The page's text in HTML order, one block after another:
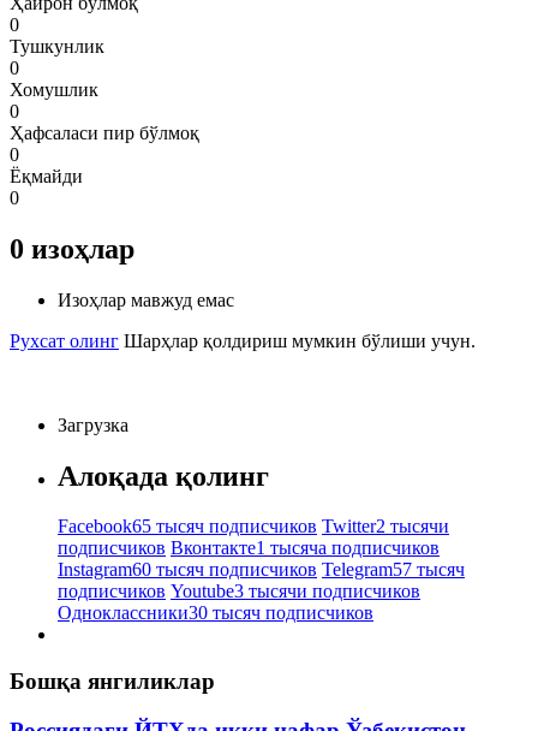
0
Тушкунлик
0
Хомушлик
0
Ҳафсаласи пир бўлмоқ
0
Ёқмайди
0
0 изоҳлар
Изоҳлар мавжуд емас
Рухсат олинг Шарҳлар қолдириш мумкин бўлиши учун.
Загрузка
Алоқада қолинг
Facebook65 тысяч подписчиков Twitter2 тысячи
подписчиков Вконтакте1 тысяча подписчиков
Instagram60 тысяч подписчиков Telegram57 тысяч
подписчиков Youtube3 тысячи подписчиков
Одноклассники30 тысяч подписчиков
Бошқа янгиликлар